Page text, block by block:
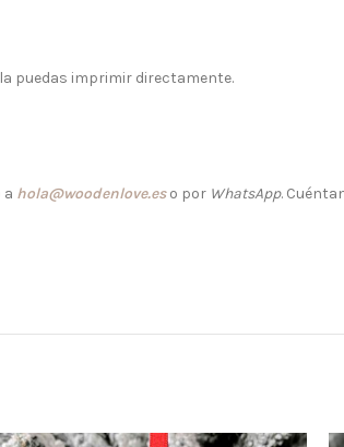
puedas imprimir directamente.
a hola@woodenlove.eso por WhatsApp.